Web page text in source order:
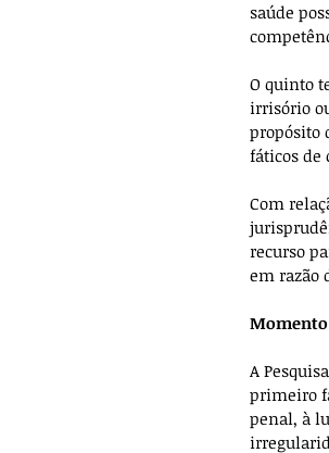
saúde
O quinto
irrisório
propósito
fáticos de
Com
recurso
em razão
A
primeiro
penal, à